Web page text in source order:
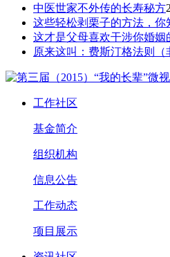
中医世家不外传的长寿秘方
这些轻松剥栗子的方法，你
这才是父母喜欢干涉你婚姻
原来这叫：费斯汀格法则（
工作社区
基金简介
组织机构
信息公告
工作动态
项目展示